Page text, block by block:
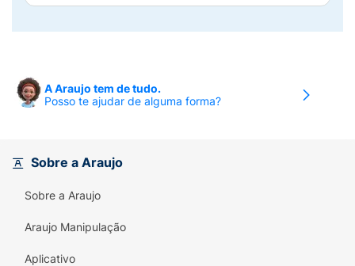
A Araujo tem de tudo.
Posso te ajudar de alguma forma?
Sobre a Araujo
Sobre a Araujo
Araujo Manipulação
Aplicativo